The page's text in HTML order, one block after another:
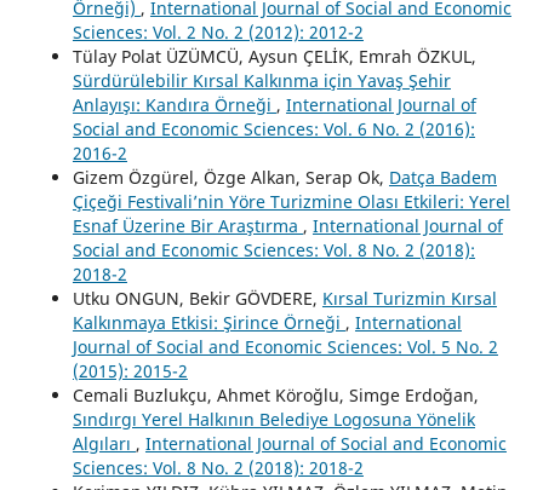
Örneği) , International Journal of Social and Economic
Sciences: Vol. 2 No. 2 (2012): 2012-2
Tülay Polat ÜZÜMCÜ, Aysun ÇELİK, Emrah ÖZKUL,
Sürdürülebilir Kırsal Kalkınma için Yavaş Şehir
Anlayışı: Kandıra Örneği , International Journal of
Social and Economic Sciences: Vol. 6 No. 2 (2016):
2016-2
Gizem Özgürel, Özge Alkan, Serap Ok, Datça Badem
Çiçeği Festivali’nin Yöre Turizmine Olası Etkileri: Yerel
Esnaf Üzerine Bir Araştırma , International Journal of
Social and Economic Sciences: Vol. 8 No. 2 (2018):
2018-2
Utku ONGUN, Bekir GÖVDERE, Kırsal Turizmin Kırsal
Kalkınmaya Etkisi: Şirince Örneği , International
Journal of Social and Economic Sciences: Vol. 5 No. 2
(2015): 2015-2
Cemali Buzlukçu, Ahmet Köroğlu, Simge Erdoğan,
Sındırgı Yerel Halkının Belediye Logosuna Yönelik
Algıları , International Journal of Social and Economic
Sciences: Vol. 8 No. 2 (2018): 2018-2